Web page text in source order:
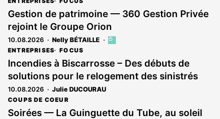
Gestion de patrimoine — 360 Gestion Privée
rejoint le Groupe Orion
10.08.2026 Nelly BÉTAILLE
Cet
réservé
aux
ENTREPRISES FOCUS
Incendies à Biscarrosse – Des débuts de
solutions pour le relogement des sinistrés
10.08.2026 Julie DUCOURAU
COUPS DE COEUR
Soirées — La Guinguette du Tube, au soleil